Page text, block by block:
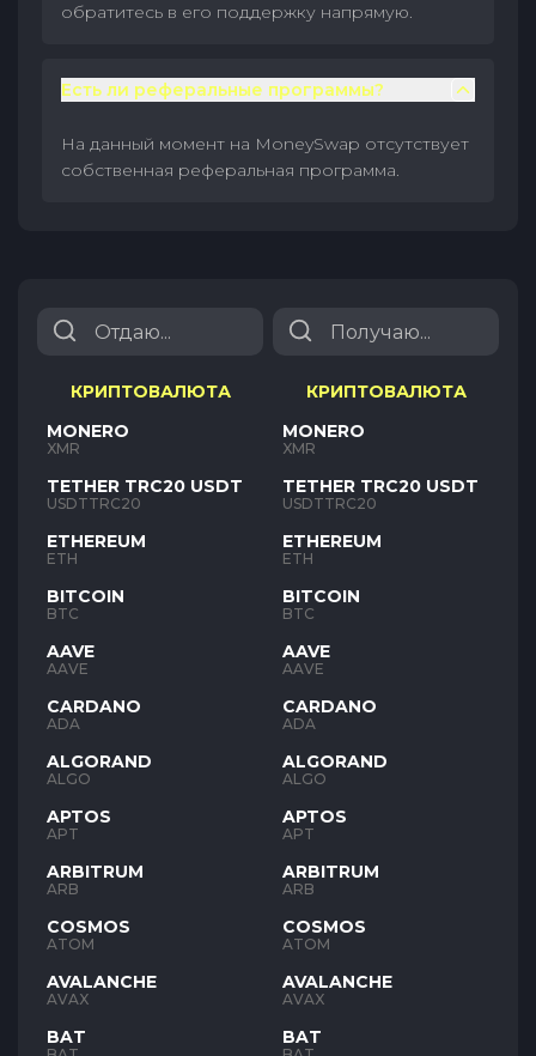
обратитесь в его поддержку напрямую.
Есть ли реферальные программы?
На данный момент на MoneySwap отсутствует
собственная реферальная программа.
КРИПТОВАЛЮТА
MONERO
XMR
TETHER TRC20 USDT
USDTTRC20
ETHEREUM
ETH
BITCOIN
BTC
AAVE
AAVE
CARDANO
ADA
ALGORAND
ALGO
APTOS
APT
ARBITRUM
ARB
COSMOS
ATOM
AVALANCHE
AVAX
BAT
КРИПТОВАЛЮТА
MONERO
XMR
TETHER TRC20 USDT
USDTTRC20
ETHEREUM
ETH
BITCOIN
BTC
AAVE
AAVE
CARDANO
ADA
ALGORAND
ALGO
APTOS
APT
ARBITRUM
ARB
COSMOS
ATOM
AVALANCHE
AVAX
BAT